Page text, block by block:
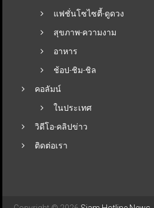
แฟชั่นโซไซตี้-ดูดวง
สุขภาพ-ความงาม
อาหาร
ช้อป-ชิม-ชิล
คอลัมน์
ในประเทศ
วิดีโอ-คลิปข่าว
ติดต่อเรา